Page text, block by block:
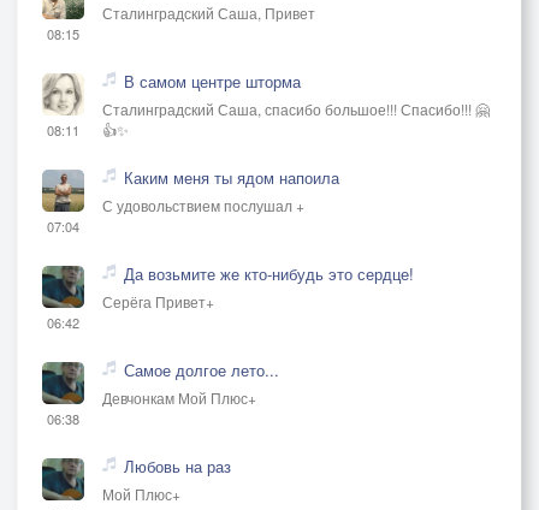
08:15
Сталинградский Саша, Привет
08:11
В самом центре шторма
Сталинградский Саша, спасибо большое!!! Спасибо!!! 🤗
👍✨
07:04
Каким меня ты ядом напоила
С удовольствием послушал +
06:42
Да возьмите же кто-нибудь это сердце!
Серёга Привет+
06:38
Самое долгое лето...
Девчонкам Мой Плюс+
Любовь на раз
Мой Плюс+